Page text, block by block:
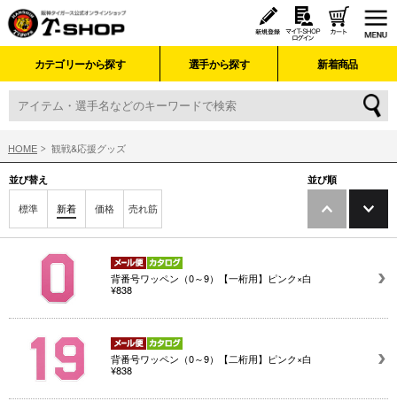
カテゴリーから探す 選手から探す 新着商品
HOME 観戦&応援グッズ
並び替え
標準 新着 価格 売れ筋
並び順
背番号ワッペン（0～9）【一桁用】ピンク×白
¥838
背番号ワッペン（0～9）【二桁用】ピンク×白
¥838